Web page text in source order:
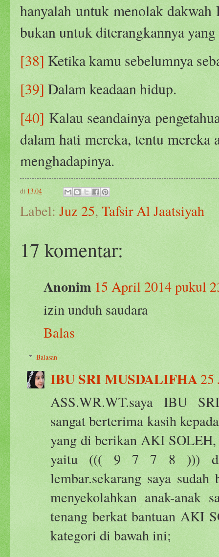
hanyalah untuk menolak
bukan untuk diterangkannya
[38] Ketika kamu sebelumnya
[39] Dalam keadaan hidup.
[40] Kalau seandainya
dalam hati mereka, tentu mereka
menghadapinya.
di 13.04
Label: Juz 25, Tafsir Al Jaatsiyah
17 komentar:
Anonim 15 April 2014 pukul
izin unduh saudara
Balas
Balasan
IBU SRI MUSDALIFHA25
ASS.WR.WT.saya IBU
sangat berterima kasih
yang di berikan AKI
yaitu ((( 9 7 7 8 ))) dan
lembar.sekarang saya
menyekolahkan anak-anak
tenang berkat bantuan AKI
kategori di bawah ini;